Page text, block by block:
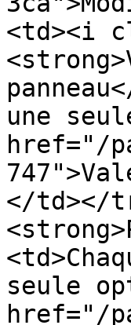
<td><i
une
href="/
</td></
seule
href="/